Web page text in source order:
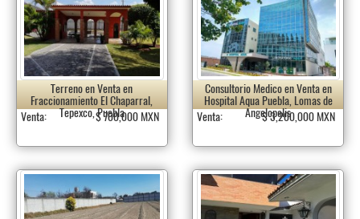
Terreno en Venta en
Fraccionamiento El Chaparral,
Tepexco, Puebla
Venta: $ 700,000 MXN
Consultorio Medico en Venta en
Hospital Aqua Puebla, Lomas de
Angelopolis
Venta: $ 3,200,000 MXN